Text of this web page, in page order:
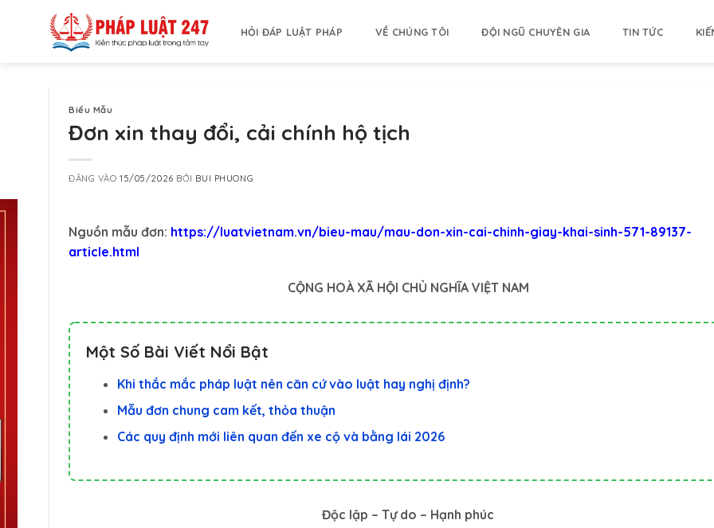
HỎI ĐÁP LUẬT PHÁP VỀ CHÚNG TÔI ĐỘI NGŨ CHUYÊN GIA TIN TỨC
Biểu Mẫu
Đơn xin thay đổi, cải chính hộ tịch
ĐĂNG VÀO15/05/2026 BỞI BUI PHUONG
Nguồn mẫu đơn: https://luatvietnam.vn/bieu-mau/mau-don-xin-cai-chinh-giay-khai-sinh-571-89137-
article.html
CỘNG HOÀ XÃ HỘI CHỦ NGHĨA VIỆT NAM
Một Số Bài Viết Nổi Bật
Khi thắc mắc pháp luật nên căn cứ vào luật hay nghị định?
Mẫu đơn chung cam kết, thỏa thuận
Các quy định mới liên quan đến xe cộ và bằng lái 2026
Độc lập – Tự do – Hạnh phúc